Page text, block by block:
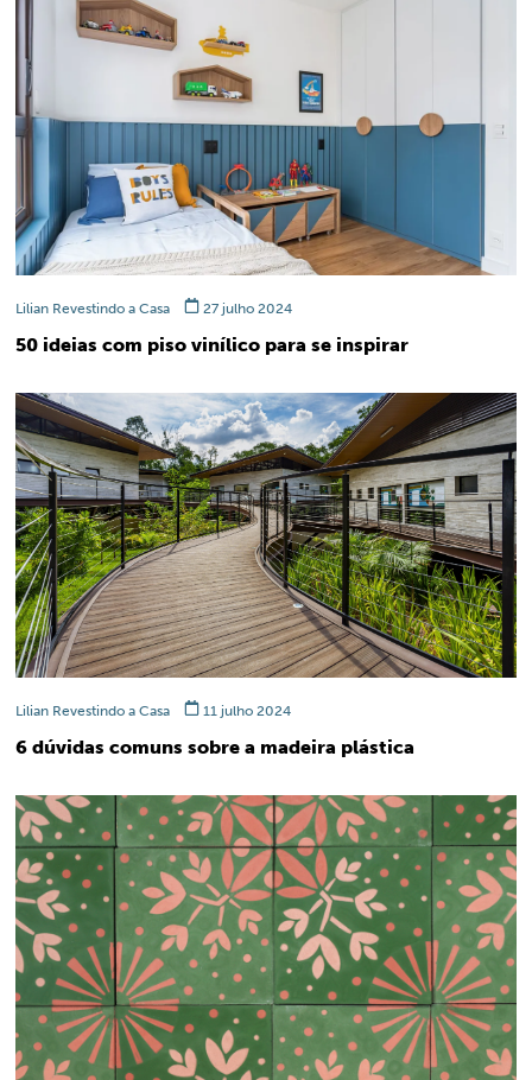
Lilian Revestindo a Casa 27 julho 2024
50 ideias com piso vinílico para se inspirar
Lilian Revestindo a Casa 11 julho 2024
6 dúvidas comuns sobre a madeira plástica